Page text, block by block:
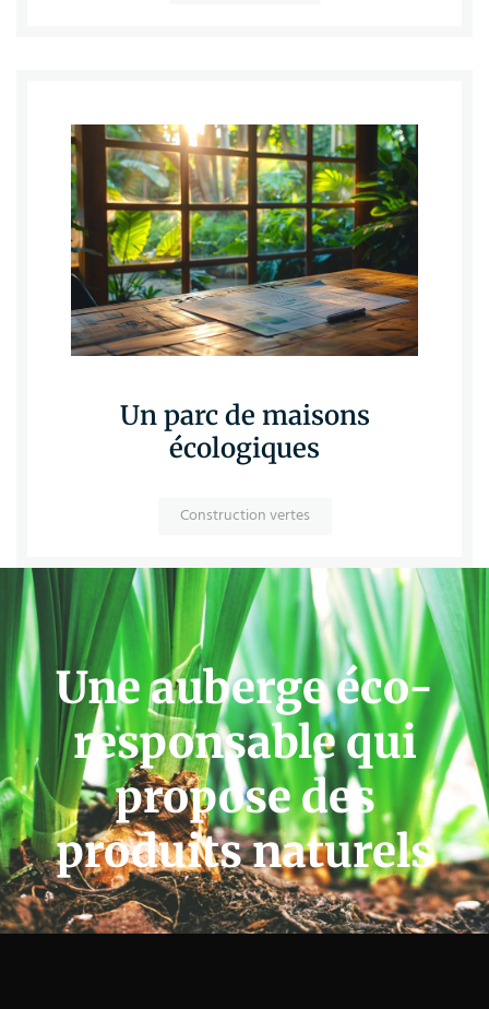
Un parc de maisons
écologiques
Construction vertes
Une auberge éco-
responsable qui
propose des
produits naturels